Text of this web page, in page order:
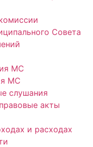
Совета
МС
МС
слушания
акты
и расходах